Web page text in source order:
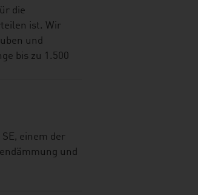
die
ist. Wir
und
bis zu 1.500
einem der
und